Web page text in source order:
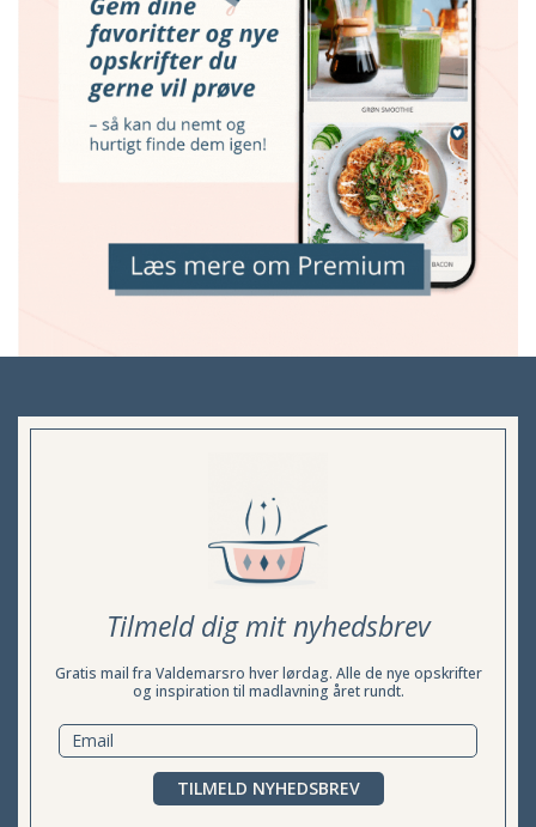
Tilmeld dig mit nyhedsbrev
Gratis mail fra Valdemarsro hver lørdag. Alle de nye opskrifter
og inspiration til madlavning året rundt.
TILMELD NYHEDSBREV